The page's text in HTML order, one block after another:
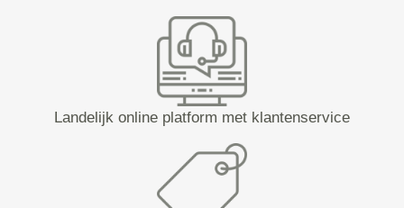
Landelijk online platform met klantenservice